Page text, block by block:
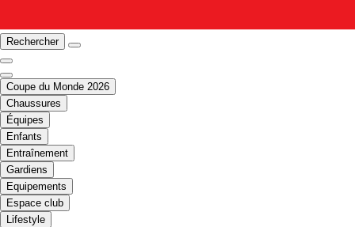
Rechercher
Coupe du Monde 2026
Chaussures
Équipes
Enfants
Entraînement
Gardiens
Equipements
Espace club
Lifestyle